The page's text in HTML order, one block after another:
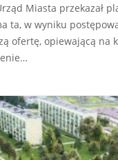
Miasta przekazał
ta, w wyniku
ofertę, opiewającą na